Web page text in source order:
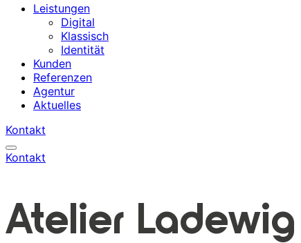
Leistungen
Digital
Klassisch
Identität
Kunden
Referenzen
Agentur
Aktuelles
Kontakt
Kontakt
Atelier Ladewig